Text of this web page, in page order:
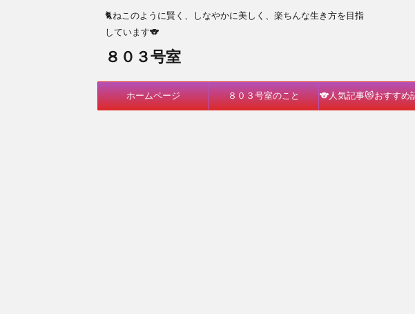
🐈ねこのように賢く、しなやかに美しく、楽ちんな生き方を目指
しています🐨
８０３号室
ホームページ ８０３号室のこと 🐨人気記事😻おすすめ